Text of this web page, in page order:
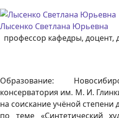
Лысенко Светлана Юрьевна
профессор кафедры, доцент,
Образование:
консерватория им. М. И.
на соискание учёной степени
по теме «Синтетический